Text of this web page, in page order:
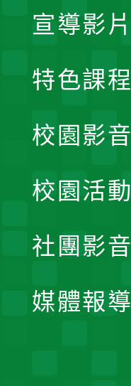
宣導影片
特色課程
校園影音
校園活動
社團影音
媒體報導